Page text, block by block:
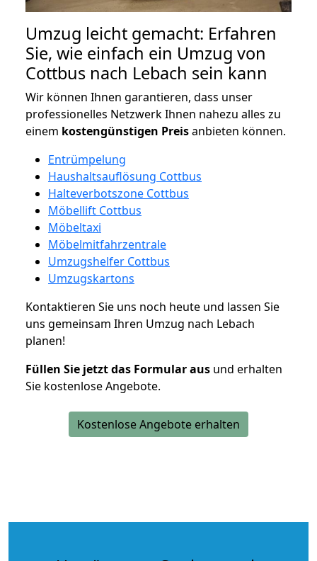
Umzug leicht gemacht: Erfahren
Sie, wie einfach ein Umzug von
Cottbus nach Lebach sein kann
Wir können Ihnen garantieren, dass unser
professionelles Netzwerk Ihnen nahezu alles zu
einem kostengünstigen Preisanbieten können.
Entrümpelung
Haushaltsauflösung Cottbus
Halteverbotszone Cottbus
Möbellift Cottbus
Möbeltaxi
Möbelmitfahrzentrale
Umzugshelfer Cottbus
Umzugskartons
Kontaktieren Sie uns noch heute und lassen Sie
uns gemeinsam Ihren Umzug nach Lebach
planen!
Füllen Sie jetzt das Formular aus und erhalten
Sie kostenlose Angebote.
Kostenlose Angebote erhalten